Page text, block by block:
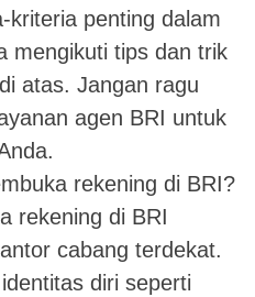
kriteria penting dalam
mengikuti tips dan trik
atas. Jangan ragu
agen BRI untuk
rekening di BRI?
rekening di BRI
cabang terdekat.
diri seperti